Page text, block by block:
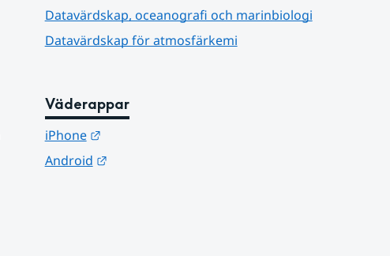
Datavärdskap, oceanografi och marinbiologi
Datavärdskap för atmosfärkemi
Väderappar
iPhone
Länk till annan webbplats.
Android
Länk till annan webbplats.